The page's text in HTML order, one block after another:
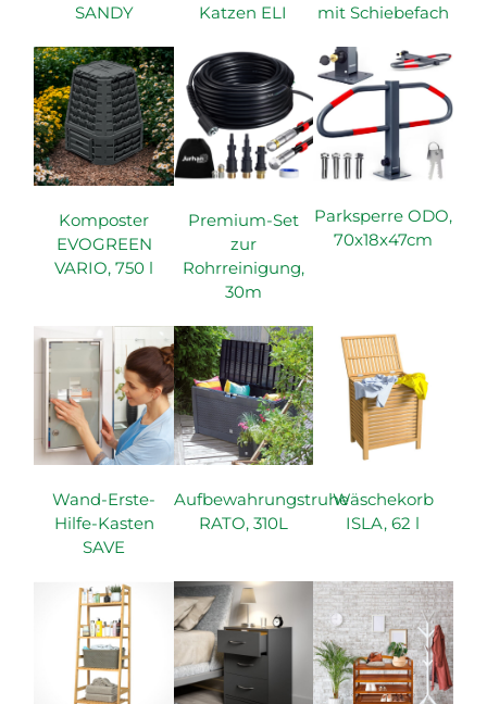
SANDY
Katzen ELI
mit Schiebefach
Komposter
EVOGREEN
VARIO, 750 l
Premium-Set
zur
Rohrreinigung,
30m
Parksperre ODO,
70x18x47cm
Wand-Erste-
Hilfe-Kasten
SAVE
Aufbewahrungstruhe
RATO, 310L
Wäschekorb
ISLA, 62 l